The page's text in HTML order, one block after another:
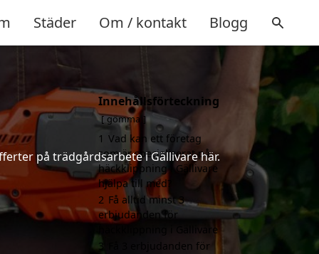
Städer Om / kontakt Blogg
på trädgårdsarbete i Gällivare här.
Innehållsförteckning
gömma
1 Vad kan ett företag
som är specialiserat på
häckklippning i Gällivare
hjälpa till med?
2 Få alltid minst 3
erbjudanden för
häckklippning i Gällivare
3
Få 3 erbjudanden för